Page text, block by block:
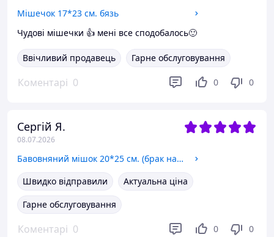
Мішечок 17*23 см. бязь
Чудові мішечки 👍 мені все сподобалось🙂
Ввічливий продавець Гарне обслуговування
Коментарі 0 0 0
Сергій Я.
08.07.2026
Бавовняний мішок 20*25 см. (брак на тканині)
Швидко відправили
Актуальна ціна
Гарне обслуговування
Коментарі 0 0 0